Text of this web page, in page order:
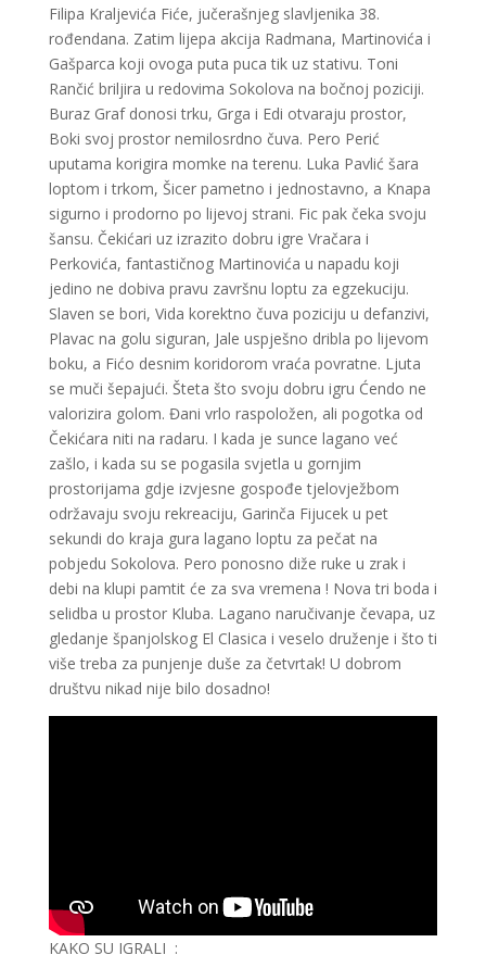
Filipa Kraljevića Fiće, jučerašnjeg slavljenika 38.
rođendana. Zatim lijepa akcija Radmana, Martinovića i
Gašparca koji ovoga puta puca tik uz stativu. Toni
Rančić briljira u redovima Sokolova na bočnoj poziciji.
Buraz Graf donosi trku, Grga i Edi otvaraju prostor,
Boki svoj prostor nemilosrdno čuva. Pero Perić
uputama korigira momke na terenu. Luka Pavlić šara
loptom i trkom, Šicer pametno i jednostavno, a Knapa
sigurno i prodorno po lijevoj strani. Fic pak čeka svoju
šansu. Čekićari uz izrazito dobru igre Vračara i
Perkovića, fantastičnog Martinovića u napadu koji
jedino ne dobiva pravu završnu loptu za egzekuciju.
Slaven se bori, Vida korektno čuva poziciju u defanzivi,
Plavac na golu siguran, Jale uspješno dribla po lijevom
boku, a Fićo desnim koridorom vraća povratne. Ljuta
se muči šepajući. Šteta što svoju dobru igru Ćendo ne
valorizira golom. Đani vrlo raspoložen, ali pogotka od
Čekićara niti na radaru. I kada je sunce lagano već
zašlo, i kada su se pogasila svjetla u gornjim
prostorijama gdje izvjesne gospođe tjelovježbom
održavaju svoju rekreaciju, Garinča Fijucek u pet
sekundi do kraja gura lagano loptu za pečat na
pobjedu Sokolova. Pero ponosno diže ruke u zrak i
debi na klupi pamtit će za sva vremena ! Nova tri boda i
selidba u prostor Kluba. Lagano naručivanje čevapa, uz
gledanje španjolskog El Clasica i veselo druženje i što ti
više treba za punjenje duše za četvrtak! U dobrom
društvu nikad nije bilo dosadno!
KAKO SU IGRALI :